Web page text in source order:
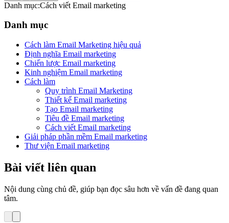
Danh mục:Cách viết Email marketing
Danh mục
Cách làm Email Marketing hiệu quả
Định nghĩa Email marketing
Chiến lược Email marketing
Kinh nghiệm Email marketing
Cách làm
Quy trình Email Marketing
Thiết kế Email marketing
Tạo Email marketing
Tiêu đề Email marketing
Cách viết Email marketing
Giải pháp phần mềm Email marketing
Thư viện Email marketing
Bài viết liên quan
Nội dung cùng chủ đề, giúp bạn đọc sâu hơn về vấn đề đang quan
tâm.